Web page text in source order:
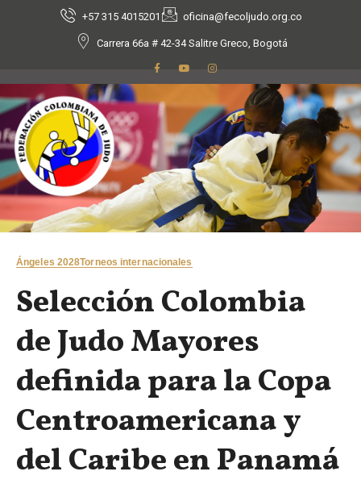
+57 315 4015201 oficina@fecoljudo.org.co
Carrera 66a # 42-34 Salitre Greco, Bogotá
Ángeles 2028Torneos internacionales
Selección Colombia
de Judo Mayores
definida para la Copa
Centroamericana y
del Caribe en Panamá